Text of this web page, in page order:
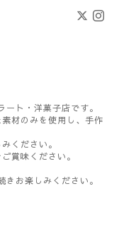
ート・洋菓子店です。
材のみを使用し、手作
ください。
賞味ください。
お楽しみください。